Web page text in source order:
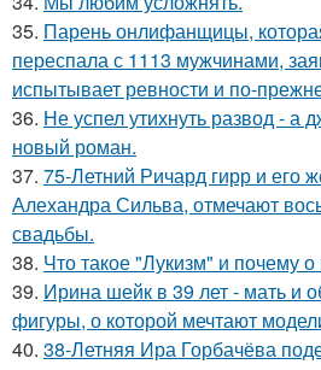
35. Парень онлифанщицы,
переспала с 1113 мужчинами,
испытывает ревности и по-
36. Не успел утихнуть развод - а
новый роман.
37. 75-Летний Ричард гирр и его
Алехандра Сильва, отмечают
свадьбы.
38. Что такое "Лукизм" и почему
39. Ирина шейк в 39 лет - мать и
фигуры, о которой мечтают
40. 38-Летняя Ира Горбачёва